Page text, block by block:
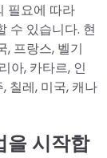
필요에 따라
수 있습니다. 현
, 프랑스, 벨기
아, 카타르, 인
칠레, 미국, 캐나
을 시작합